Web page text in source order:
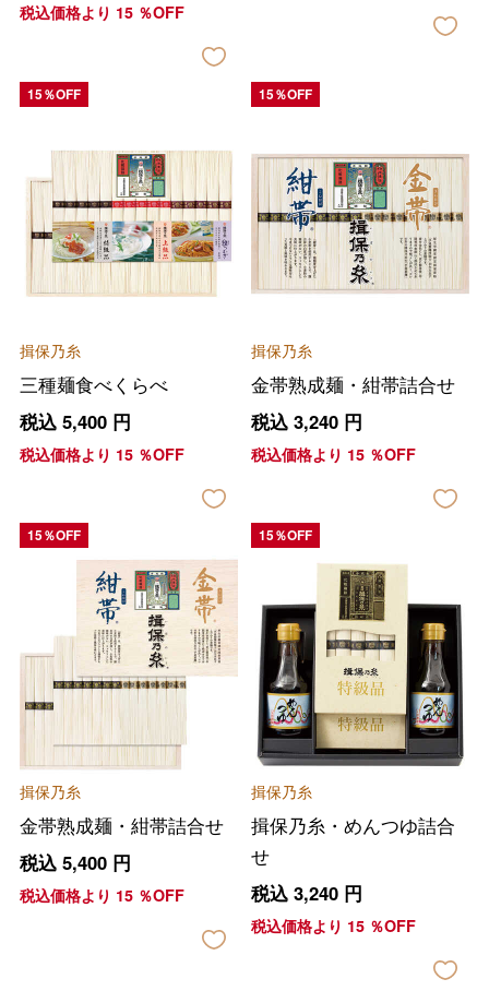
税込価格より 15％OFF
15％OFF
揖保乃糸
三種麺食べくらべ
税込 5,400円
税込価格より 15％OFF
15％OFF
揖保乃糸
金帯熟成麺・紺帯詰合せ
税込 3,240円
税込価格より 15％OFF
15％OFF
揖保乃糸
金帯熟成麺・紺帯詰合せ
税込 5,400円
税込価格より 15％OFF
15％OFF
揖保乃糸
揖保乃糸・めんつゆ詰合
せ
税込 3,240円
税込価格より 15％OFF